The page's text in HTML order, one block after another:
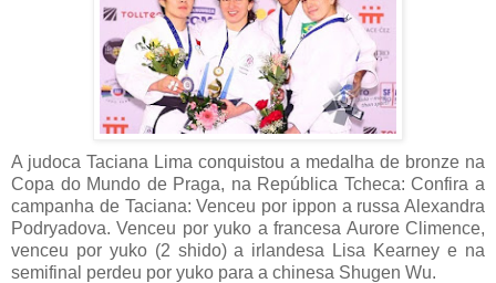
A judoca Taciana Lima conquistou a medalha de bronze na
Copa do Mundo de Praga, na República Tcheca: Confira a
campanha de Taciana: Venceu por ippon a russa Alexandra
Podryadova. Venceu por yuko a francesa Aurore Climence,
venceu por yuko (2 shido) a irlandesa Lisa Kearney e na
semifinal perdeu por yuko para a chinesa Shugen Wu.